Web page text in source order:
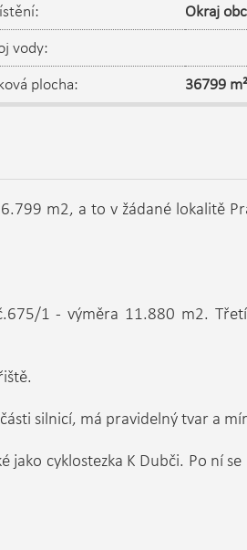
Okraj
vody:
plocha:
36799 m²
m2, a to v žádané lokalitě
1 - výměra 11.880 m2.
silnicí, má pravidelný tvar a
jako cyklostezka K Dubči. Po ní